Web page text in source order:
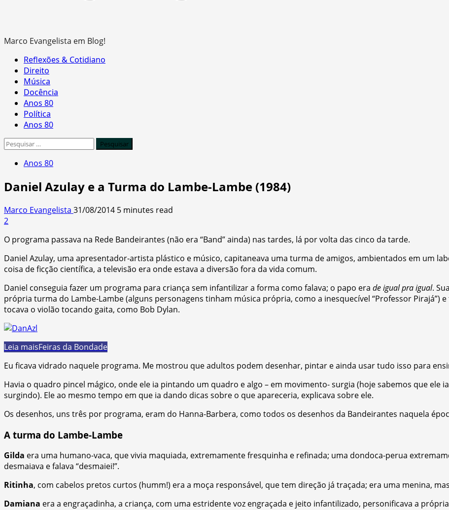
Marco Evangelista em Blog!
Primary
Menu
Reflexões & Cotidiano
Direito
Música
Docência
Anos 80
Política
Anos 80
Pesquisar
Anos 80
Daniel Azulay e a Turma do Lambe-Lambe (1984)
Marco Evangelista 31/08/2014 5 minutes read
2
O programa passava na Rede Bandeirantes (não era “Band” ainda) nas tardes, lá por volta das cinco da tarde.
Daniel Azulay, uma apresentador-artista plástico e músico, capitaneava uma turma de amigos, ambientados em um
coisa de ficção científica, a televisão era onde estava a diversão fora da vida comum.
Daniel conseguia fazer um programa para criança sem infantilizar a forma como falava; o papo era de igual pra igual.
própria turma do Lambe-Lambe (alguns personagens tinham música própria, como a inesquecível “Professor Pirajá”)
tocava o violão tocando gaita, como Bob Dylan.
Leia maisFeiras da Bondade
Eu ficava vidrado naquele programa. Me mostrou que adultos podem desenhar, pintar e ainda usar tudo isso para
Havia o quadro pincel mágico, onde ele ia pintando um quadro e algo – em movimento- surgia (hoje sabemos que ele
surgindo). Ele ao mesmo tempo em que ia dando dicas sobre o que apareceria, explicava sobre ele.
Os desenhos, uns três por programa, eram do Hanna-Barbera, como todos os desenhos da Bandeirantes naquela
A turma do Lambe-Lambe
Gilda era uma humano-vaca, que vivia maquiada, extremamente fresquinha e refinada; uma dondoca-perua
desmaiava e falava “desmaiei!”.
Ritinha, com cabelos pretos curtos (humm!) era a moça responsável, que tem direção já traçada; era uma menina,
Damiana era a engraçadinha, a criança, com uma estridente voz engraçada e jeito infantilizado, personificava a